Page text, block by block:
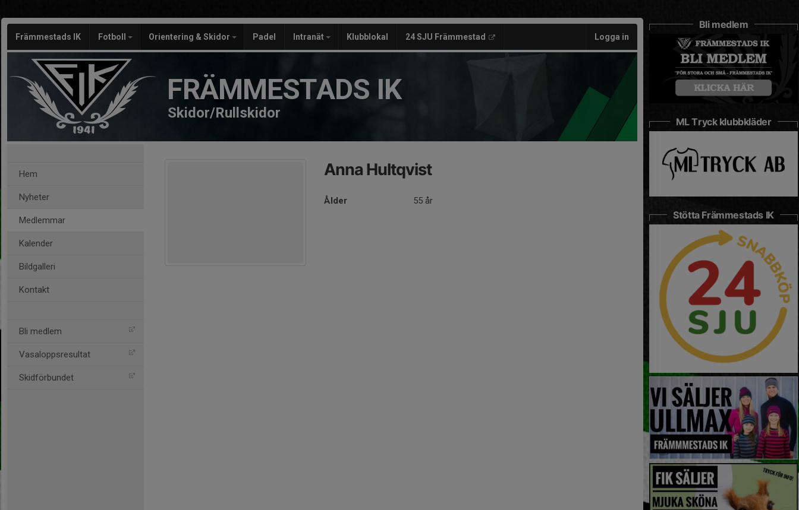
Främmestads IK Fotboll Orientering & Skidor Padel Intranät Klubblokal 24 SJU Främmestad Logga in
FRÄMMESTADS IK
Skidor/Rullskidor
Hem
Nyheter
Medlemmar
Kalender
Bildgalleri
Kontakt
Bli medlem
Vasaloppsresultat
Skidförbundet
Anna Hultqvist
Ålder 55 år
Bli medlem
ML Tryck klubbkläder
Stötta Främmestads IK